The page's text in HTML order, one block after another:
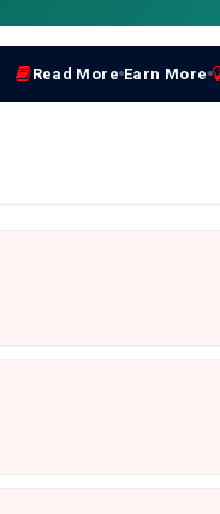
Read More Earn More